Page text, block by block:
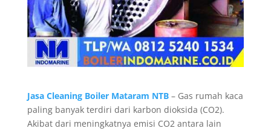
Jasa Cleaning Boiler Mataram NTB– Gas rumah kaca
paling banyak terdiri dari karbon dioksida (CO2).
Akibat dari meningkatnya emisi CO2 antara lain